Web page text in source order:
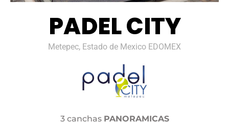
PADEL CITY
Metepec, Estado de Mexico EDOMEX
3 canchas PANORAMICAS